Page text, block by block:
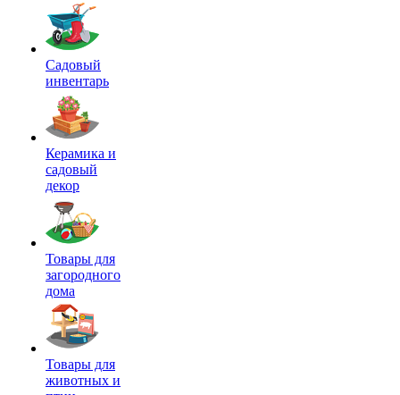
Садовый
инвентарь
Керамика и
садовый
декор
Товары для
загородного
дома
Товары для
животных и